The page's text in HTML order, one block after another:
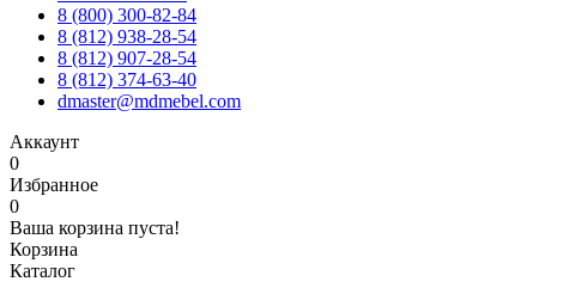
8 (800) 300-82-84
8 (812) 938-28-54
8 (812) 907-28-54
8 (812) 374-63-40
dmaster@mdmebel.com
Аккаунт
0
Избранное
0
Ваша корзина пуста!
Корзина
Каталог